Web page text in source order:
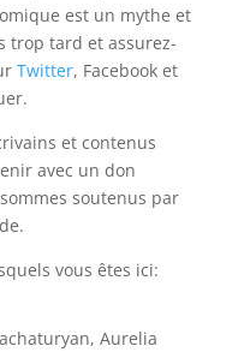
est un mythe et
trop tard et assurez-
Twitter, Facebook et
et contenus
avec un don
soutenus par
vous êtes ici:
Aurelia